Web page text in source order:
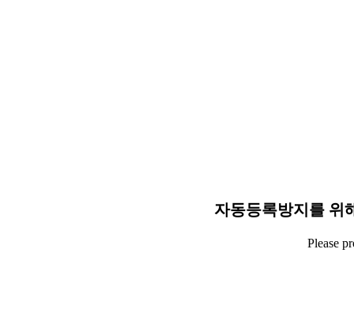
자동등록방지를 위
Please